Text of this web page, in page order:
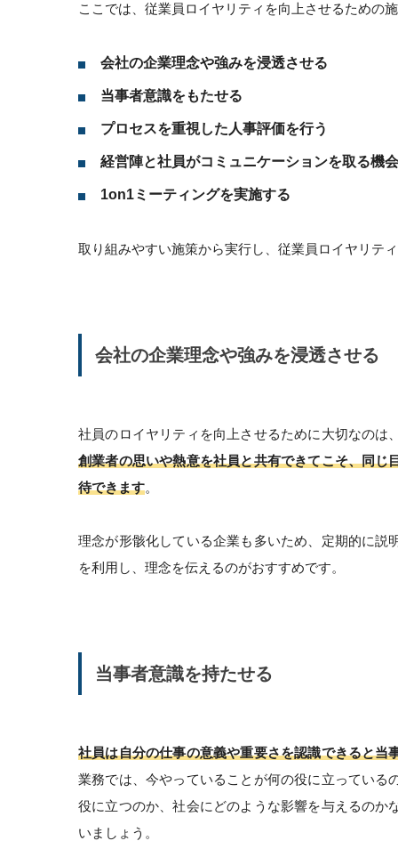
ここでは、従業員ロイヤリティを向上させるための
会社の企業理念や強みを浸透させる
当事者意識をもたせる
プロセスを重視した人事評価を行う
経営陣と社員がコミュニケーションを取る機
1on1ミーティングを実施する
取り組みやすい施策から実行し、従業員ロイヤリテ
会社の企業理念や強みを浸透させる
社員のロイヤリティを向上させるために大切なの
創業者の思いや熱意を社員と共有できてこそ、同
待できます。
理念が形骸化している企業も多いため、定期的に
を利用し、理念を伝えるのがおすすめです。
当事者意識を持たせる
社員は自分の仕事の意義や重要さを認識できると当
業務では、今やっていることが何の役に立ってい
役に立つのか、社会にどのような影響を与えるの
いましょう。